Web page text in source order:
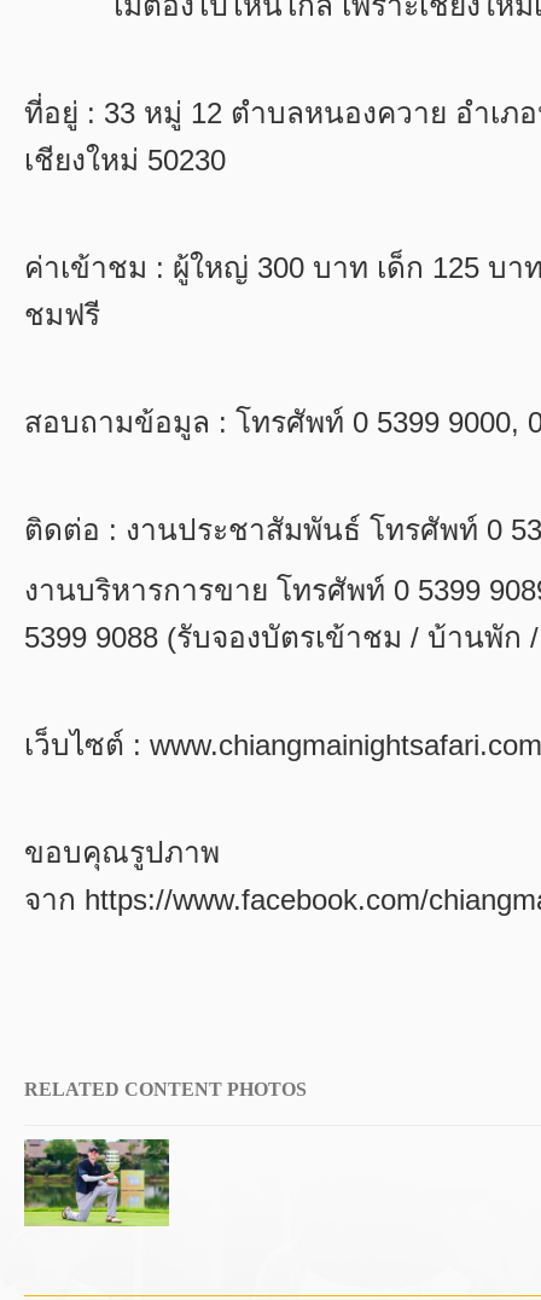
ที่อยู่ : 33 หมู่ 12 ตำบลหนองควาย อำเภ
เชียงใหม่ 50230
ค่าเข้าชม : ผู้ใหญ่ 300 บาท เด็ก 125 บา
ชมฟรี
สอบถามข้อมูล : โทรศัพท์ 0 5399 9000,
ติดต่อ : งานประชาสัมพันธ์ โทรศัพท์ 0
งานบริหารการขาย โทรศัพท์ 0 5399
5399 9088 (รับจองบัตรเข้าชม / บ้านพัก
เว็บไซต์ : www.chiangmainightsafari.com
ขอบคุณรูปภาพ
จาก https://www.facebook.com/
RELATED CONTENT PHOTOS